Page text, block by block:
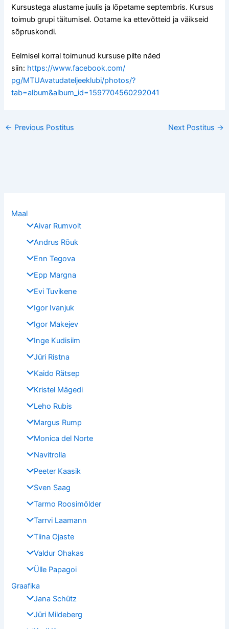
Kursustega alustame juulis ja lõpetame septembris. Kursus
toimub grupi täitumisel. Ootame ka ettevõtteid ja väikseid
sõpruskondi.
Eelmisel korral toimunud kursuse pilte näed
siin: https://www.facebook.com/
pg/MTUAvatudateljeeklubi/photos/?
tab=album&album_id=1597704560292041
← Previous Postitus Next Postitus →
Maal
Aivar Rumvolt
Andrus Rõuk
Enn Tegova
Epp Margna
Evi Tuvikene
Igor Ivanjuk
Igor Makejev
Inge Kudisiim
Jüri Ristna
Kaido Rätsep
Kristel Mägedi
Leho Rubis
Margus Rump
Monica del Norte
Navitrolla
Peeter Kaasik
Sven Saag
Tarmo Roosimölder
Tarrvi Laamann
Tiina Ojaste
Valdur Ohakas
Ülle Papagoi
Graafika
Jana Schütz
Jüri Mildeberg